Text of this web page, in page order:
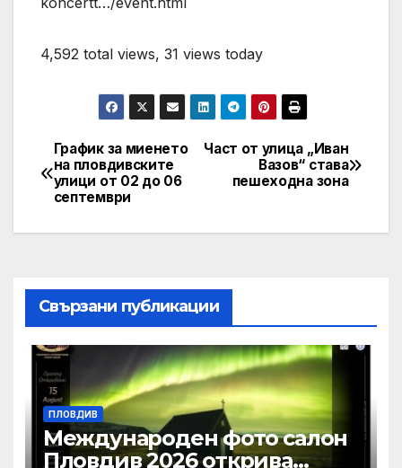
4,592 total views, 31 views today
Post
navigation
Част от улица „Иван
Вазов“ става
пешеходна зона
График за миенето
на пловдивските
улици от 02 до 06
септември
Свързани публикации
ПЛОВДИВ
Международен фото салон
Пловдив 2026 открива